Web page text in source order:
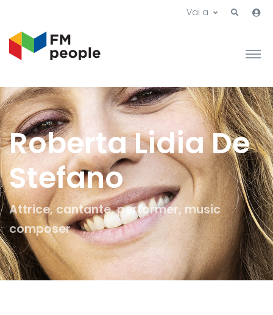
Vai a
Roberta Lidia De
Stefano
Attrice, cantante, performer, music
composer